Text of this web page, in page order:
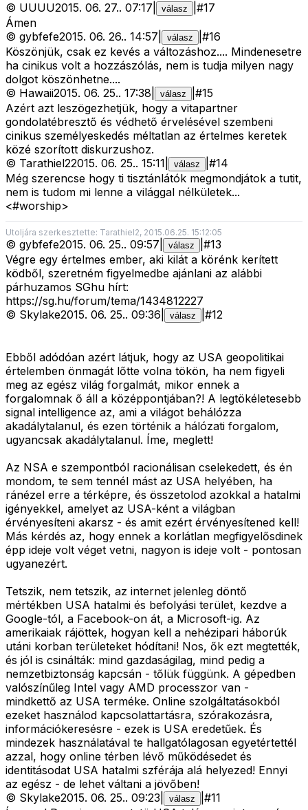
© UUUU2015. 06. 27.. 07:17 válasz #17
Ámen
© gybfefe2015. 06. 26.. 14:57 válasz #16
Köszönjük, csak ez kevés a változáshoz.... Mindenesetre
ha cinikus volt a hozzászólás, nem is tudja milyen nagy
dolgot köszönhetne....
© Hawaii2015. 06. 25.. 17:38 válasz #15
Azért azt leszögezhetjük, hogy a vitapartner
gondolatébresztő és védhető érvelésével szembeni
cinikus személyeskedés méltatlan az értelmes keretek
közé szorított diskurzushoz.
© Tarathiel22015. 06. 25.. 15:11 válasz #14
Még szerencse hogy ti tisztánlátók megmondjátok a tutit,
nem is tudom mi lenne a világgal nélkületek...
<#worship>
Utoljára szerkesztette: Tarathiel2, 2015.06.25. 15:12:05
© gybfefe2015. 06. 25.. 09:57 válasz #13
Végre egy értelmes ember, aki kilát a körénk kerített
ködből, szeretném figyelmedbe ajánlani az alábbi
párhuzamos SGhu hírt:
https://sg.hu/forum/tema/1434812227
© Skylake2015. 06. 25.. 09:36 válasz #12
Ebből adódóan azért látjuk, hogy az USA geopolitikai
értelemben önmagát lőtte volna tökön, ha nem figyeli
meg az egész világ forgalmát, mikor ennek a
forgalomnak ő áll a középpontjában?! A legtökéletesebb
signal intelligence az, ami a világot behálózza
akadálytalanul, és ezen történik a hálózati forgalom,
ugyancsak akadálytalanul. Íme, meglett!
Az NSA e szempontból racionálisan cselekedett, és én
mondom, te sem tennél mást az USA helyében, ha
ránézel erre a térképre, és összetolod azokkal a hatalmi
igényekkel, amelyet az USA-ként a világban
érvényesíteni akarsz - és amit ezért érvényesítened kell!
Más kérdés az, hogy ennek a korlátlan megfigyelősdinek
épp ideje volt véget vetni, nagyon is ideje volt - pontosan
ugyanezért.
Tetszik, nem tetszik, az internet jelenleg döntő
mértékben USA hatalmi és befolyási terület, kezdve a
Google-tól, a Facebook-on át, a Microsoft-ig. Az
amerikaiak rájöttek, hogyan kell a nehézipari háborúk
utáni korban területeket hódítani! Nos, ők ezt megtették,
és jól is csinálták: mind gazdaságilag, mind pedig a
nemzetbiztonság kapcsán - tőlük függünk. A gépedben
valószínűleg Intel vagy AMD processzor van -
mindkettő az USA terméke. Online szolgáltatásokból
ezeket használod kapcsolattartásra, szórakozásra,
információkeresésre - ezek is USA eredetűek. És
mindezek használatával te hallgatólagosan egyetértettél
azzal, hogy online térben lévő működésedet és
identitásodat USA hatalmi szférája alá helyezed! Ennyi
az egész - de lehet váltani a jövőben!
© Skylake2015. 06. 25.. 09:23 válasz #11